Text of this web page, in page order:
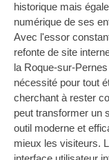
historique mais
numérique de ses
Avec l'essor
refonte de site
la Roque-sur-
nécessité pour tout
cherchant à rester
peut transformer un
outil moderne et
mieux les visiteurs.